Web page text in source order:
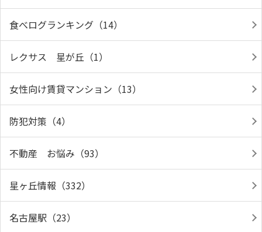
食べログランキング（14）
レクサス 星が丘（1）
女性向け賃貸マンション（13）
防犯対策（4）
不動産 お悩み（93）
星ヶ丘情報（332）
名古屋駅（23）